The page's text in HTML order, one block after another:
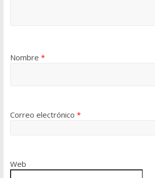
Nombre *
Correo electrónico *
Web